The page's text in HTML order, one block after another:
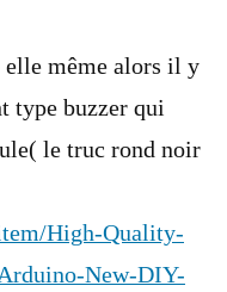
elle même alors il y
type buzzer qui
le truc rond noir
High-Quality-
New-DIY-